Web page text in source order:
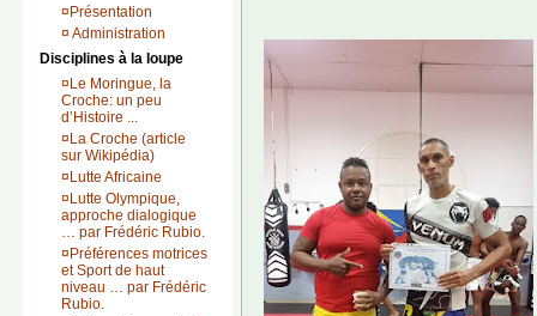
¤ Présentation
¤ Administration
Disciplines à la loupe
¤ Le Moringue, la
Croche: un peu
d’Histoire ...
¤ La Croche (article
sur Wikipédia)
¤ Lutte Africaine
¤ Lutte Olympique,
approche dialogique
… par Frédéric Rubio.
¤ Préférences motrices
et Sport de haut
niveau … par Frédéric
Rubio.